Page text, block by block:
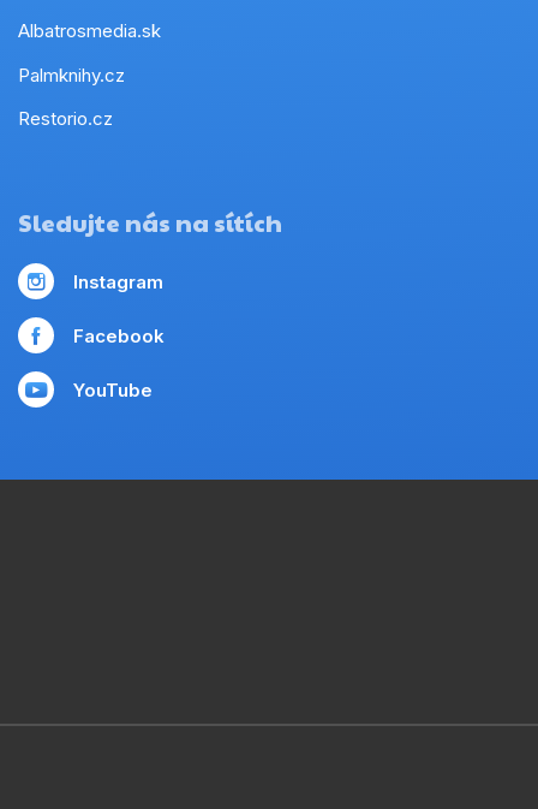
Albatrosmedia.sk
Palmknihy.cz
Restorio.cz
Sledujte nás na sítích
Instagram
Facebook
YouTube